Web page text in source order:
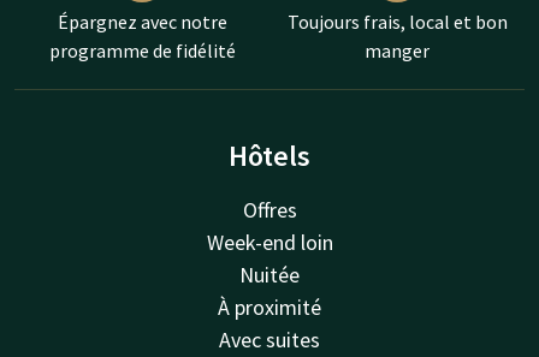
Épargnez avec notre
programme de fidélité
Toujours frais, local et bon
manger
Hôtels
Offres
Week-end loin
Nuitée
À proximité
Avec suites